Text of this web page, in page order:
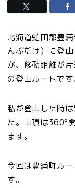
北海道虻田郡豊
んぶだけ）に登
が、移動距離が
の登山ルートです
私が登山した時
た。山頂は360°
ます。
今回は豊浦町ル
す。